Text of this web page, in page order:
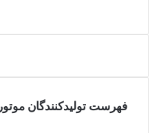
فهرست تولیدکنندگان